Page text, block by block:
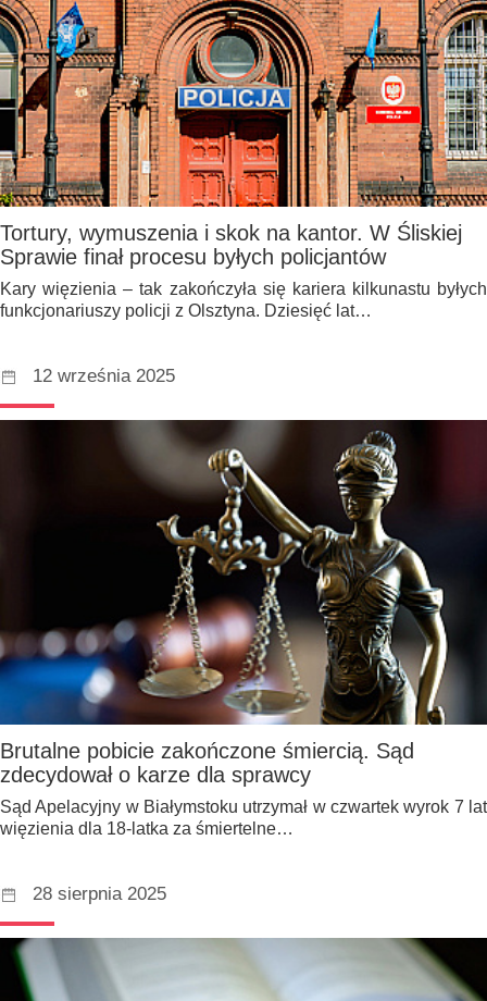
Tortury, wymuszenia i skok na kantor. W Śliskiej
Sprawie finał procesu byłych policjantów
Kary więzienia – tak zakończyła się kariera kilkunastu byłych
funkcjonariuszy policji z Olsztyna. Dziesięć lat…
12 września 2025
Brutalne pobicie zakończone śmiercią. Sąd
zdecydował o karze dla sprawcy
Sąd Apelacyjny w Białymstoku utrzymał w czwartek wyrok 7 lat
więzienia dla 18-latka za śmiertelne…
28 sierpnia 2025